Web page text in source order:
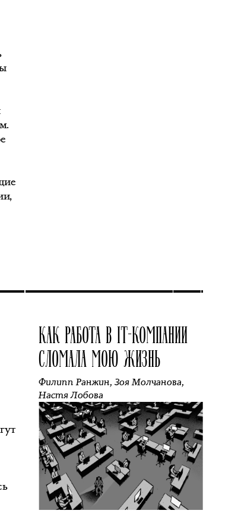
КАК РАБОТА В IT-КОМПАНИИ
СЛОМАЛА МОЮ ЖИЗНЬ
Филипп Ранжин,Зоя Молчанова,
Настя Лобова